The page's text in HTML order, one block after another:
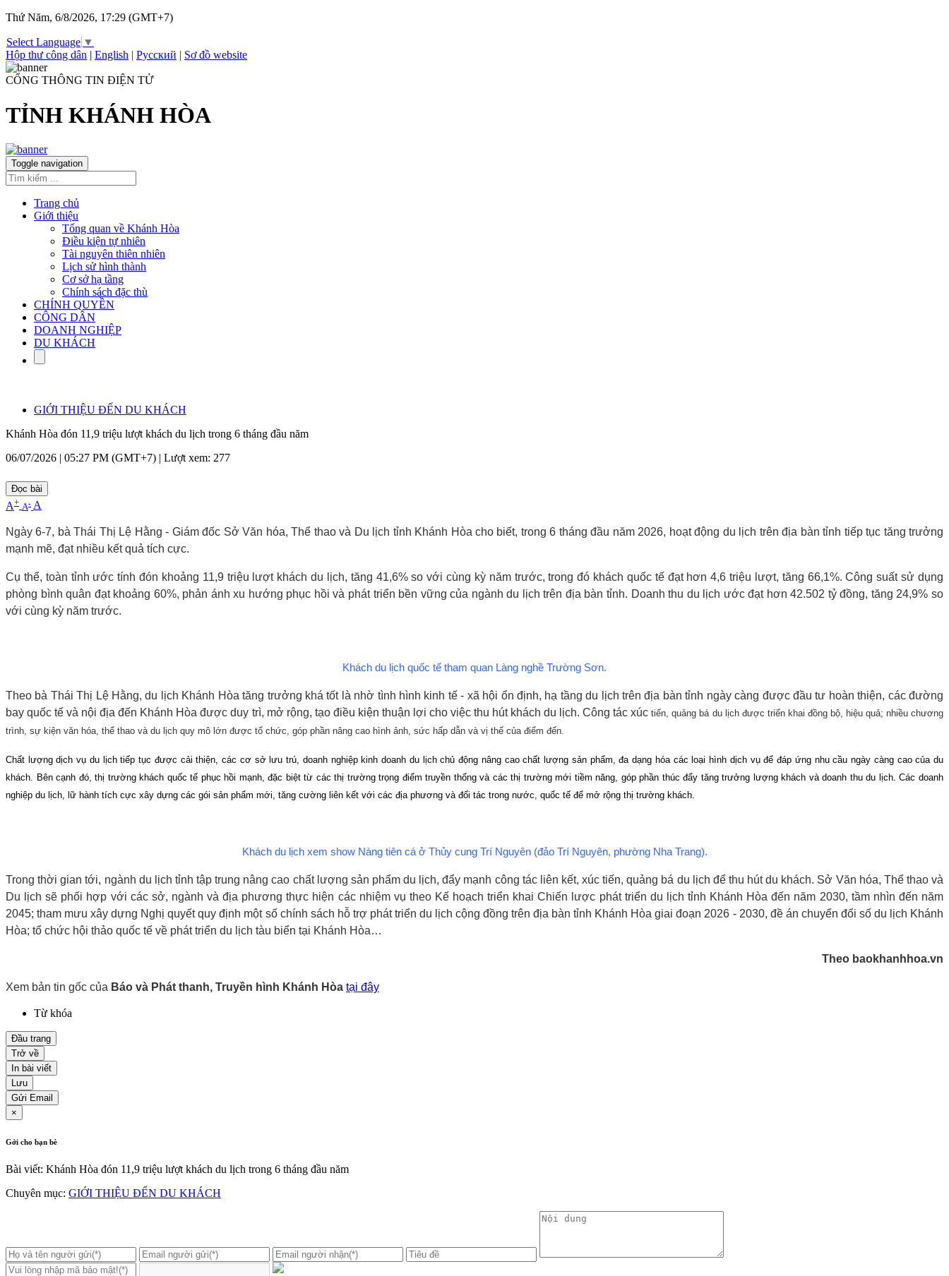
Thứ Năm, 6/8/2026, 17:29 (GMT+7)
Select Language ▼
Hộp thư công dân | English | Русский | Sơ đồ website
CỔNG THÔNG TIN ĐIỆN TỬ
TỈNH KHÁNH HÒA
Toggle navigation
Trang chủ
Giới thiệu
Tổng quan về Khánh Hòa
Điều kiện tự nhiên
Tài nguyên thiên nhiên
Lịch sử hình thành
Cơ sở hạ tầng
Chính sách đặc thù
CHÍNH QUYỀN
CÔNG DÂN
DOANH NGHIỆP
DU KHÁCH
GIỚI THIỆU ĐẾN DU KHÁCH
Khánh Hòa đón 11,9 triệu lượt khách du lịch trong 6 tháng đầu năm
06/07/2026 | 05:27 PM (GMT+7) | Lượt xem: 277
Đọc bài
A+ A- A
Ngày 6-7, bà Thái Thị Lệ Hằng - Giám đốc Sở Văn hóa, Thể thao và Du lịch tỉnh Khánh Hòa cho biết, trong 6 tháng đầu năm 2026, hoạt động du lịch trên địa bàn tỉnh tiếp tục tăng trưởng
mạnh mẽ, đạt nhiều kết quả tích cực.
Cụ thể, toàn tỉnh ước tính đón khoảng 11,9 triệu lượt khách du lịch, tăng 41,6% so với cùng kỳ năm trước, trong đó khách quốc tế đạt hơn 4,6 triệu lượt, tăng 66,1%. Công suất sử dụng
phòng bình quân đạt khoảng 60%, phản ánh xu hướng phục hồi và phát triển bền vững của ngành du lịch trên địa bàn tỉnh. Doanh thu du lịch ước đạt hơn 42.502 tỷ đồng, tăng 24,9% so
với cùng kỳ năm trước.
Khách du lịch quốc tế tham quan Làng nghề Trường Sơn.
Theo bà Thái Thị Lệ Hằng, du lịch Khánh Hòa tăng trưởng khá tốt là nhờ tình hình kinh tế - xã hội ổn định, hạ tầng du lịch trên địa bàn tỉnh ngày càng được đầu tư hoàn thiện, các đường
bay quốc tế và nội địa đến Khánh Hòa được duy trì, mở rộng, tạo điều kiện thuận lợi cho việc thu hút khách du lịch. Công tác xúc tiến, quảng bá du lịch được triển khai đồng bộ, hiệu quả; nhiều chương
trình, sự kiện văn hóa, thể thao và du lịch quy mô lớn được tổ chức, góp phần nâng cao hình ảnh, sức hấp dẫn và vị thế của điểm đến.
Chất lượng dịch vụ du lịch tiếp tục được cải thiện, các cơ sở lưu trú, doanh nghiệp kinh doanh du lịch chủ động nâng cao chất lượng sản phẩm, đa dạng hóa các loại hình dịch vụ để đáp ứng nhu cầu ngày càng cao của du
khách. Bên cạnh đó, thị trường khách quốc tế phục hồi mạnh, đặc biệt từ các thị trường trọng điểm truyền thống và các thị trường mới tiềm năng, góp phần thúc đẩy tăng trưởng lượng khách và doanh thu du lịch. Các doanh
nghiệp du lịch, lữ hành tích cực xây dựng các gói sản phẩm mới, tăng cường liên kết với các địa phương và đối tác trong nước, quốc tế để mở rộng thị trường khách.
Khách du lịch xem show Nàng tiên cá ở Thủy cung Trí Nguyên (đảo Trí Nguyên, phường Nha Trang).
Trong thời gian tới, ngành du lịch tỉnh tập trung nâng cao chất lượng sản phẩm du lịch, đẩy mạnh công tác liên kết, xúc tiến, quảng bá du lịch để thu hút du khách. Sở Văn hóa, Thể thao và
Du lịch sẽ phối hợp với các sở, ngành và địa phương thực hiện các nhiệm vụ theo Kế hoạch triển khai Chiến lược phát triển du lịch tỉnh Khánh Hòa đến năm 2030, tầm nhìn đến năm
2045; tham mưu xây dựng Nghị quyết quy định một số chính sách hỗ trợ phát triển du lịch cộng đồng trên địa bàn tỉnh Khánh Hòa giai đoạn 2026 - 2030, đề án chuyển đổi số du lịch Khánh
Hòa; tổ chức hội thảo quốc tế về phát triển du lịch tàu biển tại Khánh Hòa…
Theo baokhanhhoa.vn
Xem bản tin gốc của Báo và Phát thanh, Truyền hình Khánh Hòa tại đây
Từ khóa
Đầu trang
Trở về
In bài viết
Lưu
Gửi Email
×
Gởi cho bạn bè
Bài viết: Khánh Hòa đón 11,9 triệu lượt khách du lịch trong 6 tháng đầu năm
Chuyên mục: GIỚI THIỆU ĐẾN DU KHÁCH